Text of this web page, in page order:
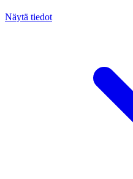
Näytä tiedot